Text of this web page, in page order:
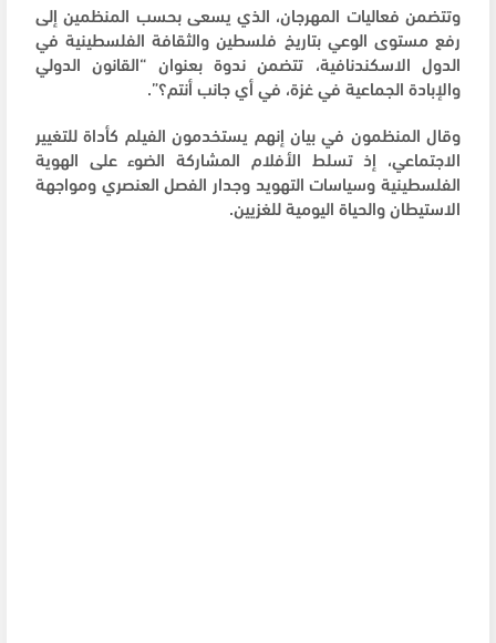
وتتضمن فعاليات المهرجان، الذي يسعى بحسب المنظمين إلى
رفع مستوى الوعي بتاريخ فلسطين والثقافة الفلسطينية في
الدول الاسكندنافية، تتضمن ندوة بعنوان “القانون الدولي
والإبادة الجماعية في غزة، في أي جانب أنتم؟”.
وقال المنظمون في بيان إنهم يستخدمون الفيلم كأداة للتغيير
الاجتماعي، إذ تسلط الأفلام المشاركة الضوء على الهوية
الفلسطينية وسياسات التهويد وجدار الفصل العنصري ومواجهة
الاستيطان والحياة اليومية للغزيين.